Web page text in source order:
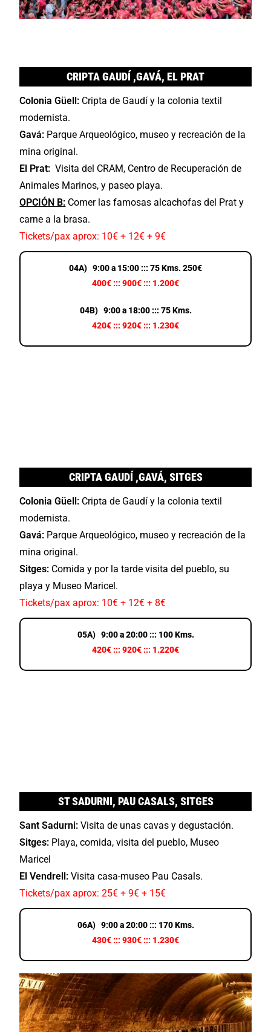
CRIPTA GAUDÍ ,GAVÁ, EL PRAT
Colonia Güell: Cripta de Gaudí y la colonia textil
modernista.
Gavá: Parque Arqueológico, museo y recreación de la
mina original.
El Prat: Visita del CRAM, Centro de Recuperación de
Animales Marinos, y paseo playa.
OPCIÓN B: Comer las famosas alcachofas del Prat y
carne a la brasa.
Tickets/pax aprox: 10€ + 12€ + 9€
04A) 9:00 a 15:00 ::: 75 Kms. 250€
400€ ::: 900€ ::: 1.200€
04B) 9:00 a 18:00 ::: 75 Kms.
420€ ::: 920€ ::: 1.230€
CRIPTA GAUDÍ ,GAVÁ, SITGES
Colonia Güell: Cripta de Gaudí y la colonia textil
modernista.
Gavá: Parque Arqueológico, museo y recreación de la
mina original.
Sitges: Comida y por la tarde visita del pueblo, su
playa y Museo Maricel.
Tickets/pax aprox: 10€ + 12€ + 8€
05A) 9:00 a 20:00 ::: 100 Kms.
420€ ::: 920€ ::: 1.220€
ST SADURNI, PAU CASALS, SITGES
Sant Sadurni: Visita de unas cavas y degustación.
Sitges: Playa, comida, visita del pueblo, Museo
Maricel
El Vendrell: Visita casa-museo Pau Casals.
Tickets/pax aprox: 25€ + 9€ + 15€
06A) 9:00 a 20:00 ::: 170 Kms.
430€ ::: 930€ ::: 1.230€